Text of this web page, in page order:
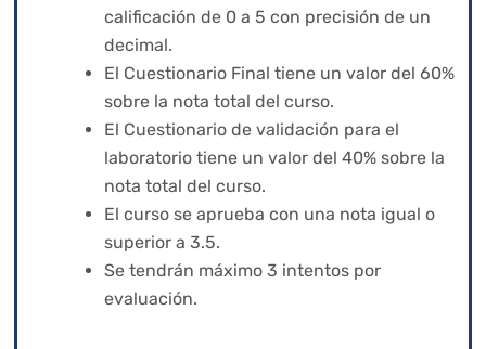
calificación de 0 a 5 con precisión de un
decimal.
El Cuestionario Final tiene un valor del 60%
sobre la nota total del curso.
El Cuestionario de validación para el
laboratorio tiene un valor del 40% sobre la
nota total del curso.
El curso se aprueba con una nota igual o
superior a 3.5.
Se tendrán máximo 3 intentos por
evaluación.